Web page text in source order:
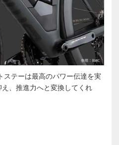
ステーは最高のパワー伝達を実
、推進力へと変換してくれ